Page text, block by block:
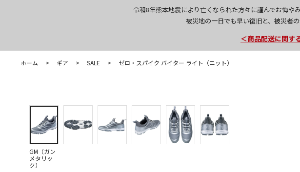
令和8年熊本地震により亡くなられた方々に謹んでお悔や
被災地の一日でも早い復旧と、被災者
＜商品配送に関す
＜夏季休暇中のご
ホーム > ギア > SALE > ゼロ・スパイク バイター ライト（ニット）
GM（ガン
メタリッ
ク）